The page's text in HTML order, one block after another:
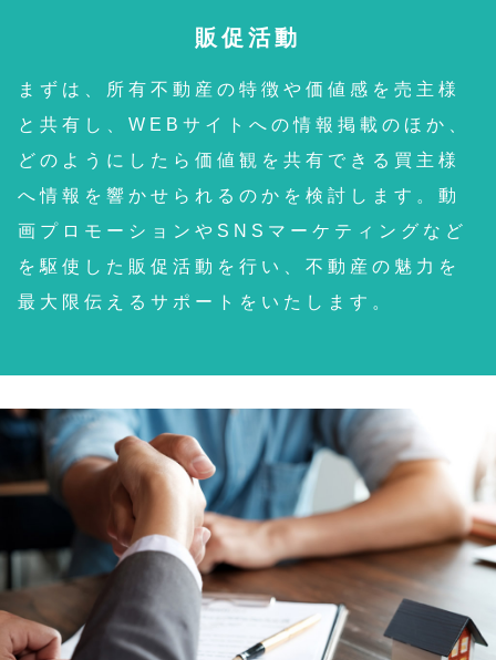
販促活動
まずは、所有不動産の特徴や価値感を売主様
と共有し、WEBサイトへの情報掲載のほか、
どのようにしたら価値観を共有できる買主様
へ情報を響かせられるのかを検討します。動
画プロモーションやSNSマーケティングなど
を駆使した販促活動を行い、不動産の魅力を
最大限伝えるサポートをいたします。